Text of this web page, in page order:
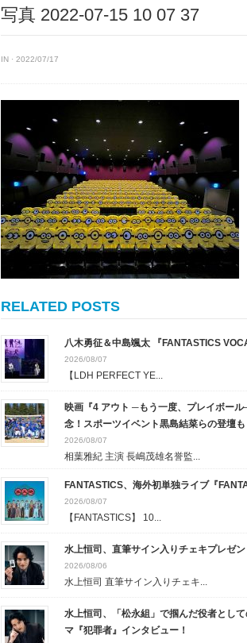
写真 2022-07-15 10 07 37
IN · 2022/07/17
RELATED POSTS
八木勇征＆中島颯太 『FANTASTICS
2026/08/07
【LDH PERFECT YE...
映画『4 アウト ─もう一度、プレイボー
念！スポーツイベント黒島結菜らの登壇も
2026/08/07
相葉雅紀 主演 長嶋茂雄名誉監...
FANTASTICS、海外初単独ライブ『
2026/08/07
【FANTASTICS】 10...
水上恒司、直筆サイン入りチェキプレゼ
2026/08/06
水上恒司 直筆サイン入りチェキ...
水上恒司、「松永組」で掴んだ役者とし
マ『犯罪者』インタビュー！